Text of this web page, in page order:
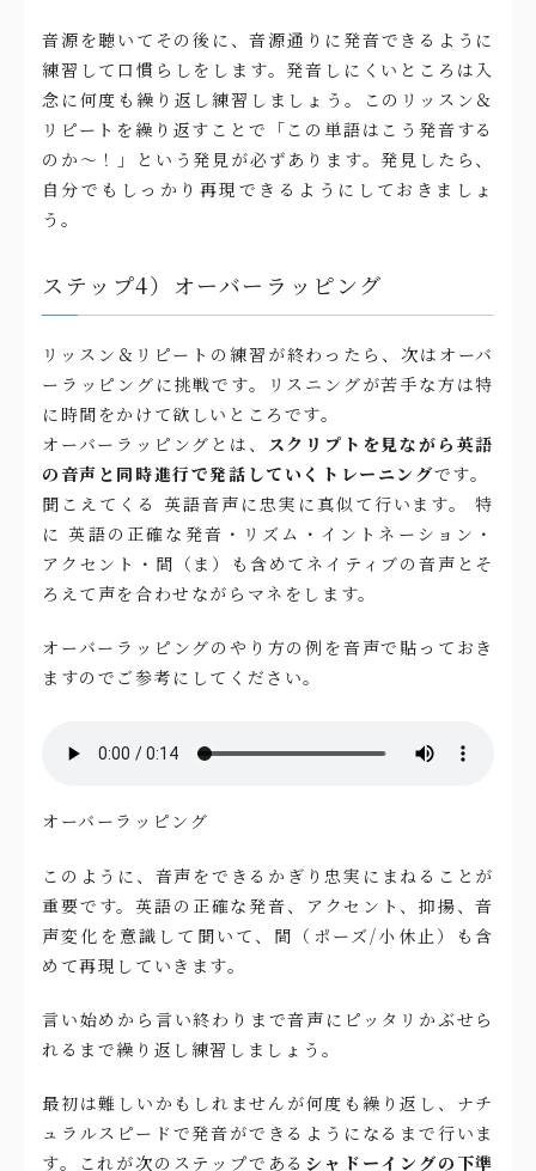
音源を聴いてその後に、音源通りに発音できるように
練習して口慣らしをします。発音しにくいところは入
念に何度も繰り返し練習しましょう。このリッスン＆
リピートを繰り返すことで「この単語はこう発音する
のか～！」という発見が必ずあります。発見したら、
自分でもしっかり再現できるようにしておきましょ
う。
ステップ4）オーバーラッピング
リッスン＆リピートの練習が終わったら、次はオーバ
ーラッピングに挑戦です。リスニングが苦手な方は特
に時間をかけて欲しいところです。
オーバーラッピングとは、
スクリプトを見ながら英語
の音声と同時進行で発話していくトレーニングです。
聞こえてくる 英語音声に忠実に真似て行います。 特
に 英語の正確な発音・リズム・イントネーション・
アクセント・間（ま）も含めてネイティブの音声とそ
ろえて声を合わせながらマネをします。
オーバーラッピングのやり方の例を音声で貼っておき
ますのでご参考にしてください。
オーバーラッピング
このように、音声をできるかぎり忠実にまねることが
重要です。英語の正確な発音、アクセント、抑揚、音
声変化を意識して聞いて、間（ポーズ/小休止）も含
めて再現していきます。
言い始めから言い終わりまで音声にピッタリかぶせら
れるまで繰り返し練習しましょう。
最初は難しいかもしれませんが何度も繰り返し、ナチ
ュラルスピードで発音ができるようになるまで行いま
す。これが次のステップである シャドーイングの下準